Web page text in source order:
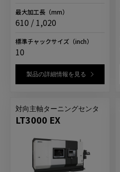
最大加工長 （mm）
610 / 1,020
標準チャックサイズ （inch）
10
製品の詳細情報を見る
対向主軸ターニングセンタ
LT3000 EX